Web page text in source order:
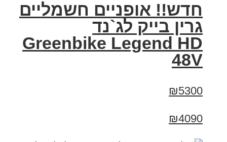
חדש!! אופניים חשמליים
גרין בייק לג`נד
Greenbike Legend HD
48V
₪5300
₪4090